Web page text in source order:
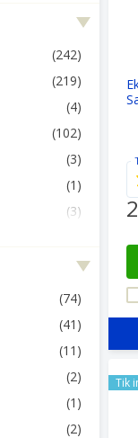
(242)
(219)
(4)
(102)
(3)
(1)
(3)
(74)
(41)
(11)
(2)
(1)
(2)
Tik